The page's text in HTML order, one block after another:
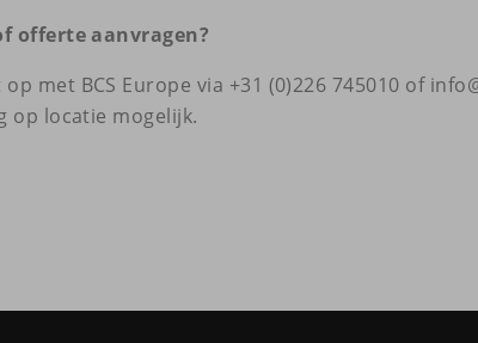
offerte aanvragen?
met BCS Europe via +31 (0)226 745010 of
op locatie mogelijk.